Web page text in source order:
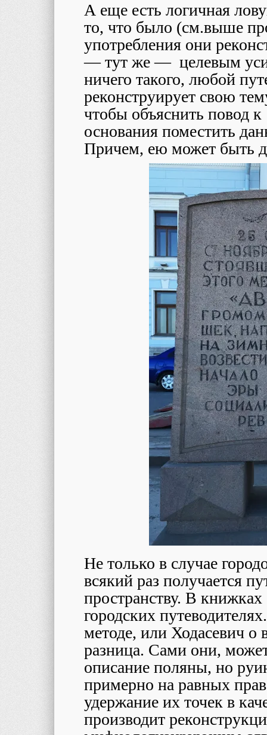
А еще есть логичная
то, что было (см.выше
употребления они
— тут же — целевым
ничего такого, любой
реконструирует свою
чтобы объяснить повод
основания поместить
Причем, ею может быть
Не только в случае
всякий раз получается
пространству. В книжках
городских
методе, или Ходасевич о
разница. Сами они,
описание поляны, но
примерно на равных
удержание их точек в
производит